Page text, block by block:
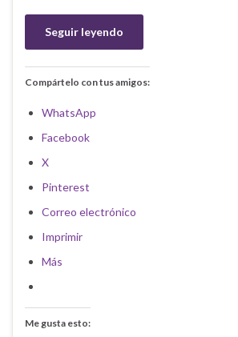
Seguir leyendo
Compártelo con tus amigos:
WhatsApp
Facebook
X
Pinterest
Correo electrónico
Imprimir
Más
Me gusta esto: